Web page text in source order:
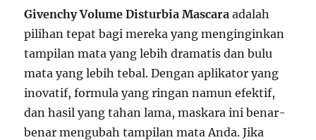
Givenchy Volume Disturbia Mascara adalah
pilihan tepat bagi mereka yang menginginkan
tampilan mata yang lebih dramatis dan bulu
mata yang lebih tebal. Dengan aplikator yang
inovatif, formula yang ringan namun efektif,
dan hasil yang tahan lama, maskara ini benar-
benar mengubah tampilan mata Anda. Jika